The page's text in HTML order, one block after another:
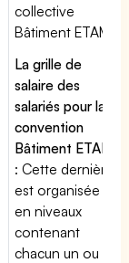
collective
Bâtiment ETAM
La grille de
salaire des
salariés pour la
convention
Bâtiment ETAM
: Cette dernière
est organisée
en niveaux
contenant
chacun un ou